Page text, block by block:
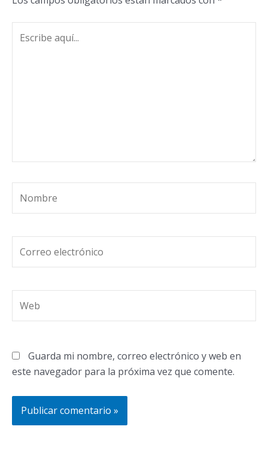
aquí...
electrónico
Guarda mi nombre, correo electrónico y web en
este navegador para la próxima vez que comente.